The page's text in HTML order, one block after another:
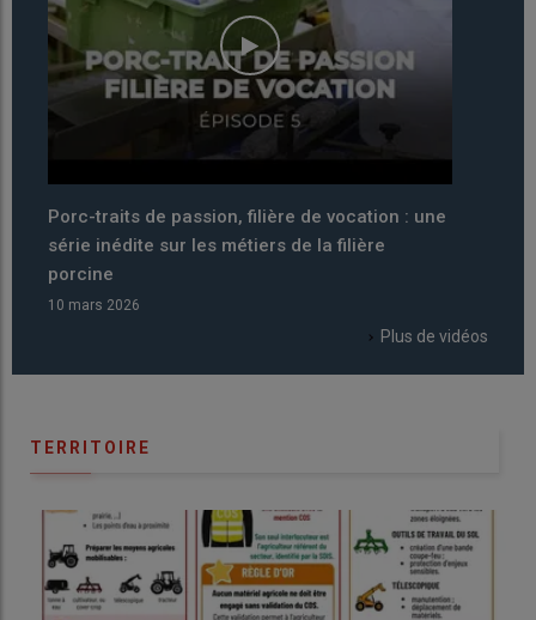
de vocation : une
de la filière
Pourquoi 2026 a été décrétée
internationale du pastoralisme par
Plus de vidéos
TERRITOIRE